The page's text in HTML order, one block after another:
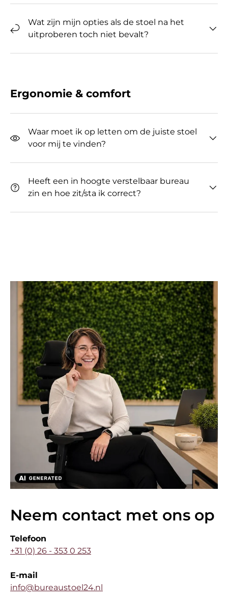
Wat zijn mijn opties als de stoel na het
uitproberen toch niet bevalt?
Ergonomie & comfort
Waar moet ik op letten om de juiste stoel
voor mij te vinden?
Heeft een in hoogte verstelbaar bureau
zin ​​en hoe zit/sta ik correct?
Neem contact met ons op
Telefoon
+31 (0) 26 - 353 0 253
E-mail
info@bureaustoel24.nl